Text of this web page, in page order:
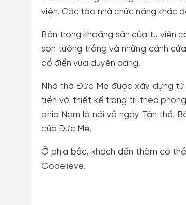
viện. Các tòa nhà chức năng khác
Bên trong khoảng sân của tu viện
sơn tường trắng và những cánh
cổ điển vừa duyên dáng.
Nhà thờ Đức Mẹ được xây dựng từ
tiền với thiết kế trang trí theo
phía Nam là nói về ngày Tận thế.
của Đức Mẹ.
Ở phía bắc, khách đến thăm có
Godelieve.